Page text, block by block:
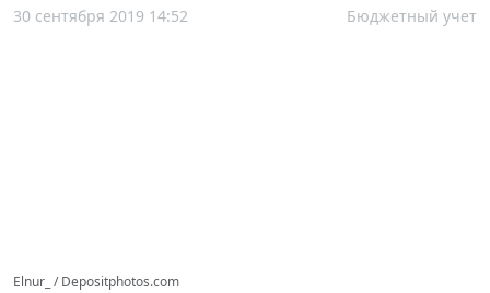
30 сентября 2019 14:52 Бюджетный учет
Elnur_ / Depositphotos.com